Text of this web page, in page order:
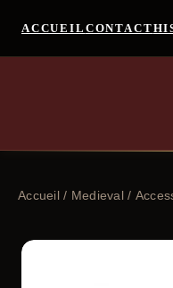
ACCUEIL CONTACT
Accueil/ Medieval /